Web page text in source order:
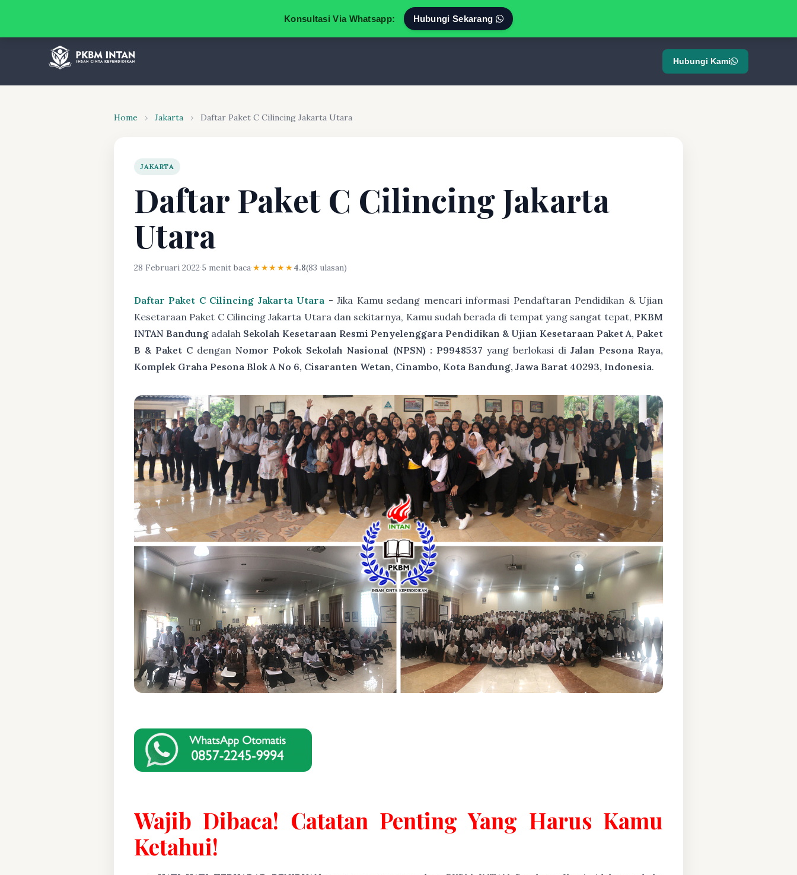
Konsultasi Via Whatsapp: Hubungi Sekarang
Hubungi Kami
Home › Jakarta › Daftar Paket C Cilincing Jakarta Utara
JAKARTA
Daftar Paket C Cilincing Jakarta
Utara
28 Februari 2022·5 menit baca·★★★★★4.8(83 ulasan)
Daftar Paket C Cilincing Jakarta Utara - Jika Kamu sedang mencari informasi Pendaftaran Pendidikan & Ujian
Kesetaraan Paket C Cilincing Jakarta Utara dan sekitarnya, Kamu sudah berada di tempat yang sangat tepat, PKBM
INTAN Bandung adalah Sekolah Kesetaraan Resmi Penyelenggara Pendidikan & Ujian Kesetaraan Paket A, Paket
B & Paket C denganNomor Pokok Sekolah Nasional (NPSN) : P9948537 yang berlokasi di Jalan Pesona Raya,
Komplek Graha Pesona Blok A No 6, Cisaranten Wetan, Cinambo, Kota Bandung, Jawa Barat 40293, Indonesia.
Wajib Dibaca! Catatan Penting Yang Harus Kamu
Ketahui!